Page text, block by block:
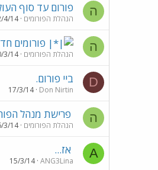
ה פורום עד סוף
הנהלת הפורומים 4/14
ה פורומים
הנהלת הפורומים 3/14
D ביי פורום.
Don Nirtin
17/3/14
ה פרישת מנהל
הנהלת הפורומים 3/14
A אז...
ANG3Lina
15/3/14